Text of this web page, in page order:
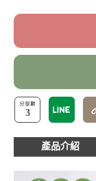
3
產品介紹